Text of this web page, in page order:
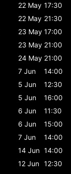
22 May 17:30
22 May 21:30
23 May 17:00
23 May 21:00
24 May 21:00
7 Jun
14:00
5 Jun
12:30
5 Jun
16:00
6 Jun
11:30
6 Jun
15:00
7 Jun
14:00
14 Jun 14:00
12 Jun 12:30